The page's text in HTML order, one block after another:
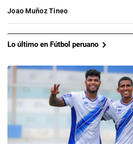
Joao Muñoz Tineo
Lo último en Fútbol peruano